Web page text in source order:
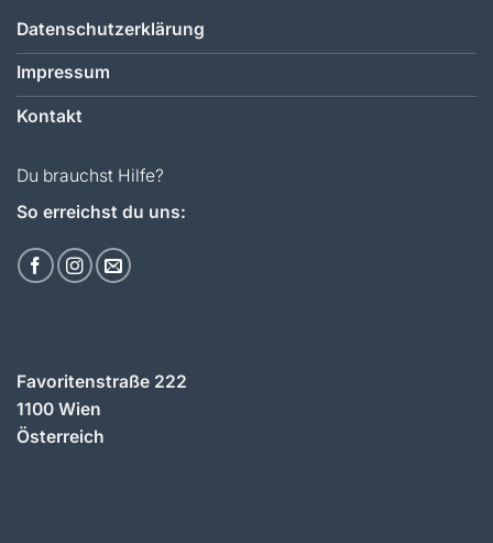
Datenschutzerklärung
Impressum
Kontakt
Du brauchst Hilfe?
So erreichst du uns:
Favoritenstraße 222
1100 Wien
Österreich